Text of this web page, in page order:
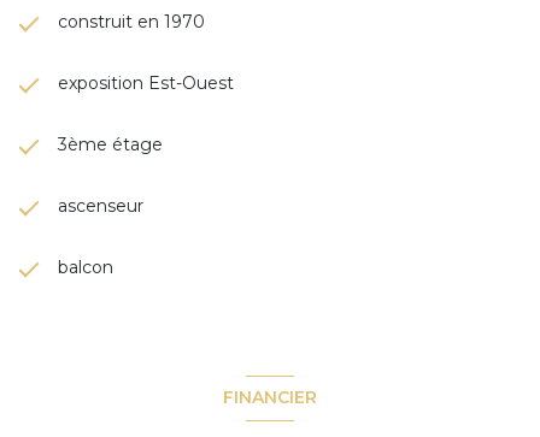
construit en 1970
exposition Est-Ouest
3ème étage
ascenseur
balcon
FINANCIER